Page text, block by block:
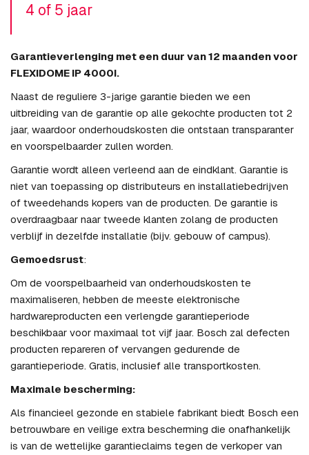
4 of 5 jaar
Garantieverlenging met een duur van 12 maanden voor
FLEXIDOME IP 4000I.
Naast de reguliere 3-jarige garantie bieden we een
uitbreiding van de garantie op alle gekochte producten tot 2
jaar, waardoor onderhoudskosten die ontstaan transparanter
en voorspelbaarder zullen worden.
Garantie wordt alleen verleend aan de eindklant. Garantie is
niet van toepassing op distributeurs en installatiebedrijven
of tweedehands kopers van de producten. De garantie is
overdraagbaar naar tweede klanten zolang de producten
verblijf in dezelfde installatie (bijv. gebouw of campus).
Gemoedsrust:
Om de voorspelbaarheid van onderhoudskosten te
maximaliseren, hebben de meeste elektronische
hardwareproducten een verlengde garantieperiode
beschikbaar voor maximaal tot vijf jaar. Bosch zal defecten
producten repareren of vervangen gedurende de
garantieperiode. Gratis, inclusief alle transportkosten.
Maximale bescherming:
Als financieel gezonde en stabiele fabrikant biedt Bosch een
betrouwbare en veilige extra bescherming die onafhankelijk
is van de wettelijke garantieclaims tegen de verkoper van